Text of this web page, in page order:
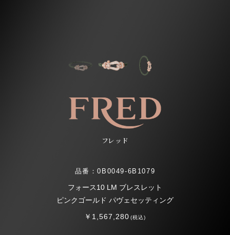
フレッド
品番：0B0049-6B1079
フォース10 LM ブレスレット
ピンクゴールド パヴェセッティング
￥1,567,280(税込)